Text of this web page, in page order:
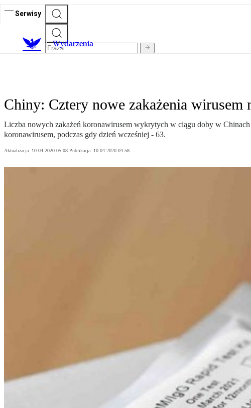
Serwisy
Wydarzenia
Chiny: Cztery nowe zakażenia wirusem
Liczba nowych zakażeń koronawirusem wykrytych w ciągu doby w
koronawirusem, podczas gdy dzień wcześniej - 63.
Aktualizacja: 10.04.2020 05:08 Publikacja: 10.04.2020 04:58